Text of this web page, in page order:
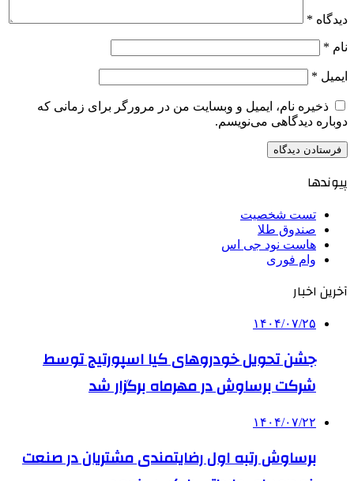
دیدگاه *
نام *
ایمیل *
ذخیره نام، ایمیل و وبسایت من در مرورگر برای زمانی که
دوباره دیدگاهی می‌نویسم.
پیوندها
تست شخصیت
صندوق طلا
هاست نود جی اس
وام فوری
آخرین اخبار
۱۴۰۴/۰۷/۲۵
جشن تحویل خودروهای کیا اسپورتیج توسط
شرکت برساوش در مهرماه برگزار شد
۱۴۰۴/۰۷/۲۲
برساوش رتبه اول رضایتمندی مشتریان در صنعت